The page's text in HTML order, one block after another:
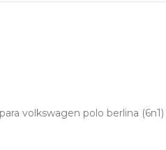
volkswagen polo berlina